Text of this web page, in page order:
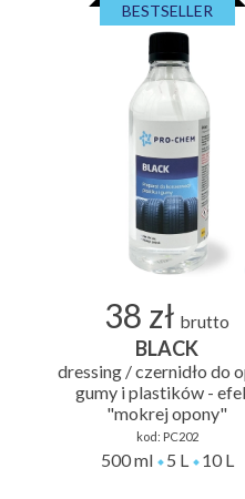
BESTSELLER
38 zł brutto
BLACK
dressing / czernidło do
gumy i plastików -
"mokrej opony"
kod: PC202
500 ml 5 L 10 L